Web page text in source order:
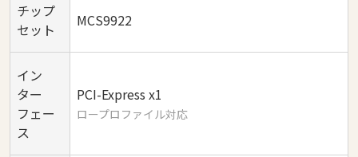
チップ
セット
MCS9922
イン
ター
フェー
ス
PCI-Express x1
ロープロファイル対応